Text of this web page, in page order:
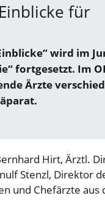
für
wird im
fortgesetzt. Im
Ärzte
Hirt, Ärztl.
Stenzl, Direktor
und Chefärzte aus